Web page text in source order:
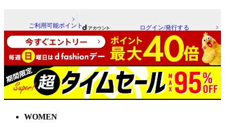
ご利用可能ポイント ログイン/発行する
WOMEN